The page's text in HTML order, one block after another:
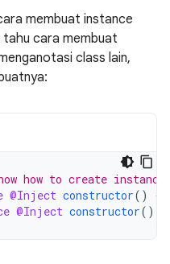
membuat instance
cara membuat
class lain,
how to create
@Inject constructor() {
@Inject constructor()